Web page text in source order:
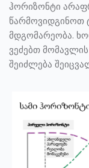
ჰორიზონტი
წარმოვიდგინოთ
მდგომარეობა.
ვეძებთ
შეიძლება